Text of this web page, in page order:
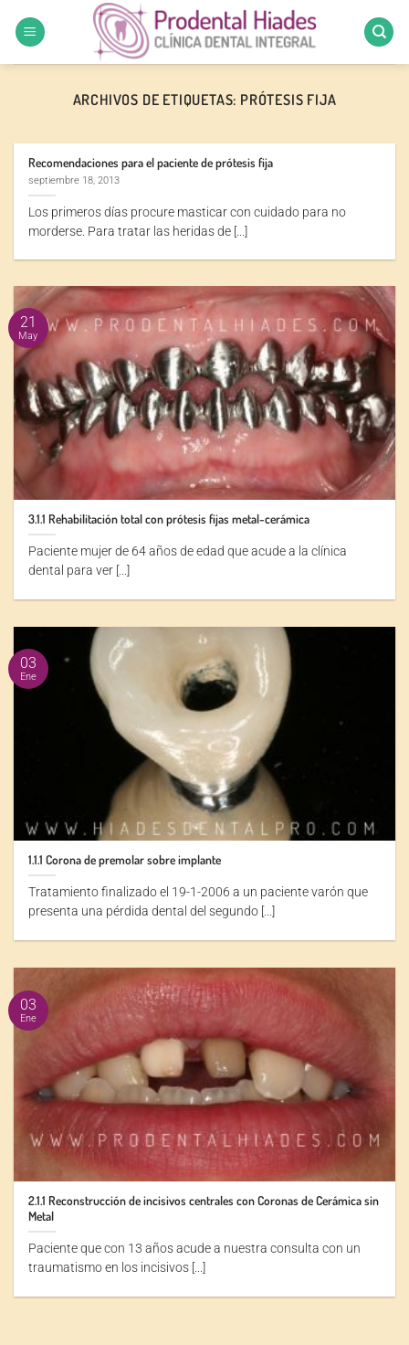
ARCHIVOS DE ETIQUETAS: PRÓTESIS FIJA
Recomendaciones para el paciente de prótesis fija
septiembre 18, 2013
Los primeros días procure masticar con cuidado para no
morderse. Para tratar las heridas de [...]
3.1.1 Rehabilitación total con prótesis fijas metal-cerámica
Paciente mujer de 64 años de edad que acude a la clínica
dental para ver [...]
21
May
1.1.1 Corona de premolar sobre implante
Tratamiento finalizado el 19-1-2006 a un paciente varón que
presenta una pérdida dental del segundo [...]
03
Ene
2.1.1 Reconstrucción de incisivos centrales con Coronas de Cerámica sin
Metal
Paciente que con 13 años acude a nuestra consulta con un
traumatismo en los incisivos [...]
03
Ene